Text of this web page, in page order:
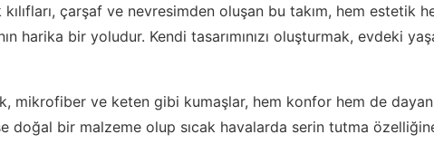
çarşaf ve nevresimden oluşan bu takım, hem
harika bir yoludur. Kendi tasarımınızı oluşturmak, evdeki
mikrofiber ve keten gibi kumaşlar, hem konfor hem de
doğal bir malzeme olup sıcak havalarda serin tutma